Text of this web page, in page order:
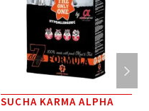
SUCHA KARMA ALPHA